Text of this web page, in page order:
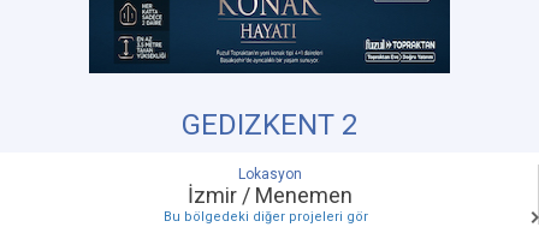
GEDIZKENT 2
Lokasyon
İzmir / Menemen
Bu bölgedeki diğer projeleri gör